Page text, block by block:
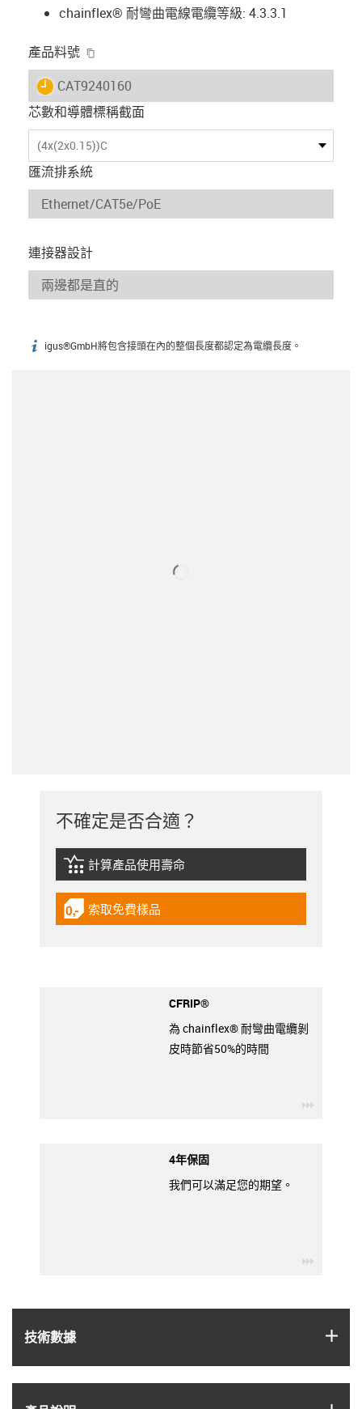
chainflex® 耐彎曲電線電纜等級: 4.3.3.1
產品料號
igus-icon-lieferzeit
CAT9240160
芯數和導體標稱截面
(4x(2x0.15))C
匯流排系統
連接器設計
igus-icon-info
igus®GmbH將包含接頭在內的整個長度都認定為電纜長度。
技術數據
不確定是否合適？
igus-icon-lebensdauerrechner
計算產品使用壽命
igus-icon-gratismuster
索取免費樣品
CFRIP®
為 chainflex® 耐彎曲電纜剝
皮時節省50%的時間
4年保固
我們可以滿足您的期望。